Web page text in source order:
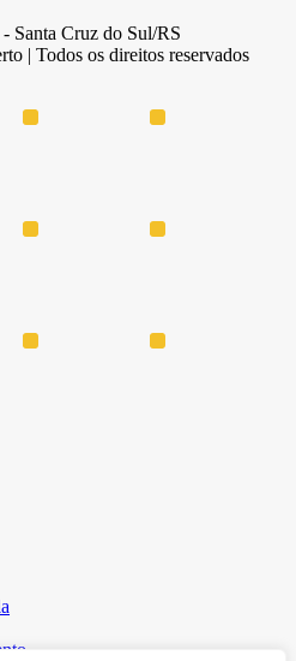
Santa Cruz do Sul/RS
| Todos os direitos reservados